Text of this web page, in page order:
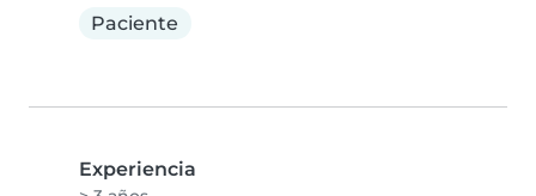
Paciente
Experiencia